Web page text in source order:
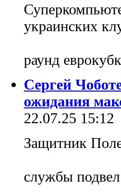
украинских
раунд
Сергей
ожидания
22.07.25 15:12
Защитник
службы